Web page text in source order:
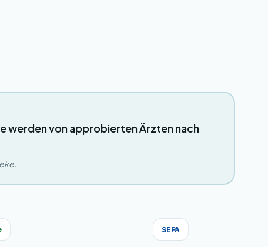
werden von approbierten Ärzten nach
SEPA